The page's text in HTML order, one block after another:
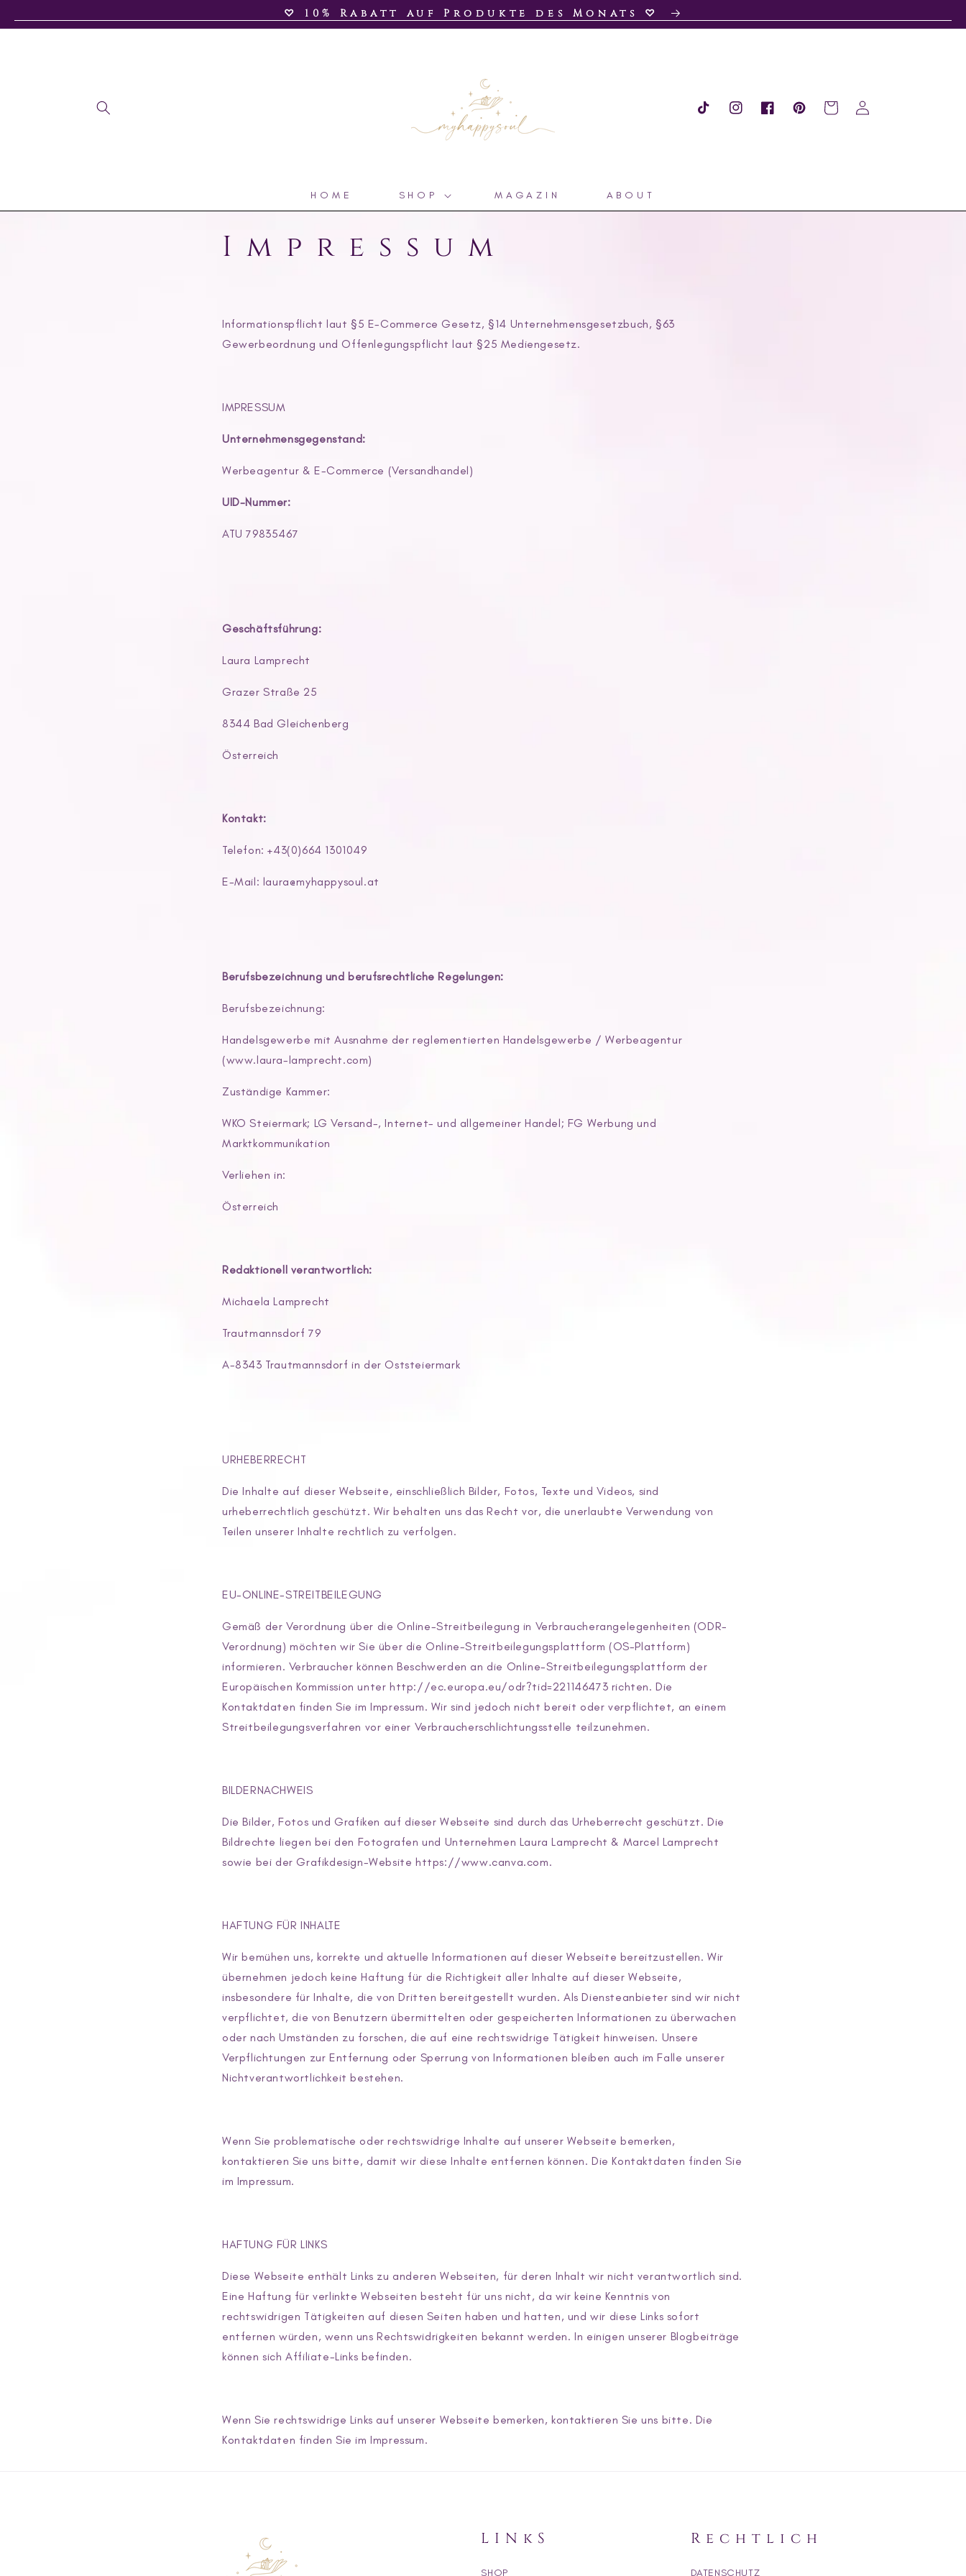
zum
Inhalt
♡ 10% Rabatt auf Produkte des Monats ♡
HOME SHOP MAGAZIN ABOUT
TikTok InstagramFacebookPinterest
WarenkorbEinloggen
Impressum
Informationspflicht laut §5 E-Commerce Gesetz, §14 Unternehmensgesetzbuch, §63
Gewerbeordnung und Offenlegungspflicht laut §25 Mediengesetz.
IMPRESSUM
Unternehmensgegenstand:
Werbeagentur & E-Commerce (Versandhandel)
UID-Nummer:
ATU 79835467
Geschäftsführung:
Laura Lamprecht
Grazer Straße 25
8344 Bad Gleichenberg
Österreich
Kontakt:
Telefon: +43(0)664 1301049
E-Mail: laura@myhappysoul.at
Berufsbezeichnung und berufsrechtliche Regelungen:
Berufsbezeichnung:
Handelsgewerbe mit Ausnahme der reglementierten Handelsgewerbe /Werbeagentur
(www.laura-lamprecht.com)
Zuständige Kammer:
WKO Steiermark; LG Versand-, Internet- und allgemeiner Handel; FG Werbung und
Marktkommunikation
Verliehen in:
Österreich
Redaktionell verantwortlich:
Michaela Lamprecht
Trautmannsdorf 79
A-8343 Trautmannsdorf in der Oststeiermark
URHEBERRECHT
Die Inhalte auf dieser Webseite, einschließlich Bilder, Fotos, Texte und Videos, sind
urheberrechtlich geschützt. Wir behalten uns das Recht vor, die unerlaubte Verwendung von
Teilen unserer Inhalte rechtlich zu verfolgen.
EU-ONLINE-STREITBEILEGUNG
Gemäß der Verordnung über die Online-Streitbeilegung in Verbraucherangelegenheiten (ODR-
Verordnung) möchten wir Sie über die Online-Streitbeilegungsplattform (OS-Plattform)
informieren. Verbraucher können Beschwerden an die Online-Streitbeilegungsplattform der
Europäischen Kommission unter http://ec.europa.eu/odr?tid=221146473 richten. Die
Kontaktdaten finden Sie im Impressum. Wir sind jedoch nicht bereit oder verpflichtet, an einem
Streitbeilegungsverfahren vor einer Verbraucherschlichtungsstelle teilzunehmen.
BILDERNACHWEIS
Die Bilder, Fotos und Grafiken auf dieser Webseite sind durch das Urheberrecht geschützt. Die
Bildrechte liegen bei den Fotografen und Unternehmen Laura Lamprecht & Marcel Lamprecht
sowie bei der Grafikdesign-Website https://www.canva.com.
HAFTUNG FÜR INHALTE
Wir bemühen uns, korrekte und aktuelle Informationen auf dieser Webseite bereitzustellen. Wir
übernehmen jedoch keine Haftung für die Richtigkeit aller Inhalte auf dieser Webseite,
insbesondere für Inhalte, die von Dritten bereitgestellt wurden. Als Diensteanbieter sind wir nicht
verpflichtet, die von Benutzern übermittelten oder gespeicherten Informationen zu überwachen
oder nach Umständen zu forschen, die auf eine rechtswidrige Tätigkeit hinweisen. Unsere
Verpflichtungen zur Entfernung oder Sperrung von Informationen bleiben auch im Falle unserer
Nichtverantwortlichkeit bestehen.
Wenn Sie problematische oder rechtswidrige Inhalte auf unserer Webseite bemerken,
kontaktieren Sie uns bitte, damit wir diese Inhalte entfernen können. Die Kontaktdaten finden Sie
im Impressum.
HAFTUNG FÜR LINKS
Diese Webseite enthält Links zu anderen Webseiten, für deren Inhalt wir nicht verantwortlich sind.
Eine Haftung für verlinkte Webseiten besteht für uns nicht, da wir keine Kenntnis von
rechtswidrigen Tätigkeiten auf diesen Seiten haben und hatten, und wir diese Links sofort
entfernen würden, wenn uns Rechtswidrigkeiten bekannt werden. In einigen unserer Blogbeiträge
können sich Affiliate-Links befinden.
Wenn Sie rechtswidrige Links auf unserer Webseite bemerken, kontaktieren Sie uns bitte. Die
Kontaktdaten finden Sie im Impressum.
LINkS
SHOP
Rechtlich
DATENSCHUTZ